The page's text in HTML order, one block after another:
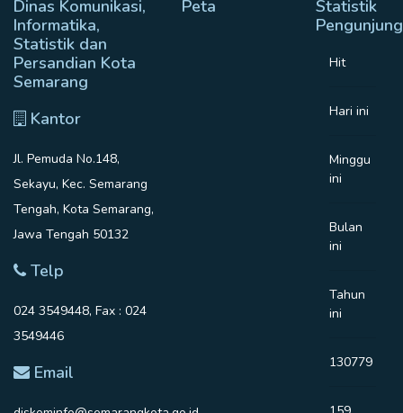
Dinas Komunikasi,
Informatika,
Statistik dan
Persandian Kota
Semarang
Kantor
Jl. Pemuda No.148,
Sekayu, Kec. Semarang
Tengah, Kota Semarang,
Jawa Tengah 50132
Telp
024 3549448, Fax : 024
3549446
Email
Peta
Statistik
Pengunjung
Hit
Hari ini
Minggu
ini
Bulan
ini
Tahun
ini
130779